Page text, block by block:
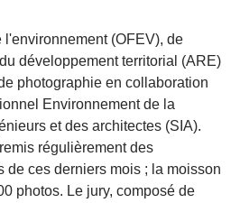
l'environnement (OFEV), de
développement territorial (ARE)
photographie en collaboration
Environnement de la
et des architectes (SIA).
régulièrement des
de ces derniers mois ; la moisson
photos. Le jury, composé de